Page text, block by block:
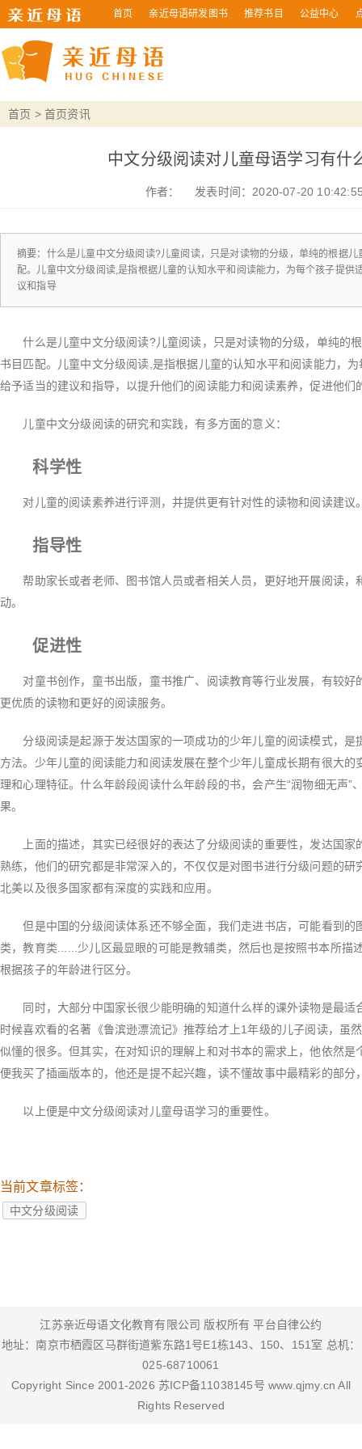
首页 亲近母语研发图书 推荐书目 公益中心
首页 >首页资讯
中文分级阅读对儿童母语学习有什
作者： 发表时间：2020-07-20
摘要：什么是儿童中文分级阅读?儿童阅读，只是对读物的分级，单纯的根据
配。儿童中文分级阅读,是指根据儿童的认知水平和阅读能力，为每个孩子提供
议和指导
什么是儿童中文分级阅读?儿童阅读，只是对读物的分级，单纯的
书目匹配。儿童中文分级阅读,是指根据儿童的认知水平和阅读能力，
给予适当的建议和指导，以提升他们的阅读能力和阅读素养，促进他们
儿童中文分级阅读的研究和实践，有多方面的意义：
科学性
对儿童的阅读素养进行评测，并提供更有针对性的读物和阅读建议
指导性
帮助家长或者老师、图书馆人员或者相关人员，更好地开展阅读，
动。
促进性
对童书创作，童书出版，童书推广、阅读教育等行业发展，有较好
更优质的读物和更好的阅读服务。
分级阅读是起源于发达国家的一项成功的少年儿童的阅读模式，是
方法。少年儿童的阅读能力和阅读发展在整个少年儿童成长期有很大的
理和心理特征。什么年龄段阅读什么年龄段的书，会产生“润物细无声”
果。
上面的描述，其实已经很好的表达了分级阅读的重要性，发达国家
熟练，他们的研究都是非常深入的，不仅仅是对图书进行分级问题的研
北美以及很多国家都有深度的实践和应用。
但是中国的分级阅读体系还不够全面，我们走进书店，可能看到的
类，教育类......少儿区最显眼的可能是教辅类，然后也是按照书本所描
根据孩子的年龄进行区分。
同时，大部分中国家长很少能明确的知道什么样的课外读物是最适
时候喜欢看的名著《鲁滨逊漂流记》推荐给才上1年级的儿子阅读，虽
似懂的很多。但其实，在对知识的理解上和对书本的需求上，他依然是
便我买了插画版本的，他还是提不起兴趣，读不懂故事中最精彩的部分
以上便是中文分级阅读对儿童母语学习的重要性。
当前文章标签：
中文分级阅读
江苏亲近母语文化教育有限公司 版权所有平台自律公约
地址：南京市栖霞区马群街道紫东路1号E1栋143、150、151室 总机：
025-68710061
Copyright Since 2001-2026 苏ICP备11038145号 www.qjmy.cn All
Rights Reserved